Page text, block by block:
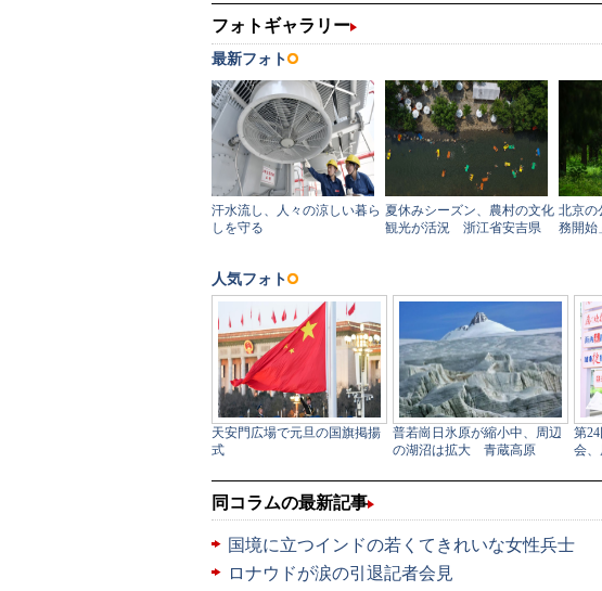
同コラムの最新記事
国境に立つインドの若くてきれいな女性兵士
ロナウドが涙の引退記者会見